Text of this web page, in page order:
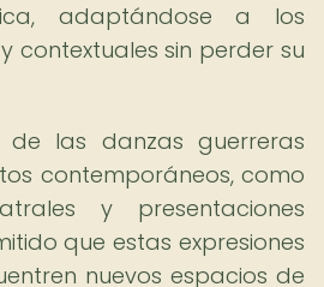
adaptándose a los
contextuales sin perder su
de las danzas guerreras
contemporáneos, como
y presentaciones
que estas expresiones
nuevos espacios de